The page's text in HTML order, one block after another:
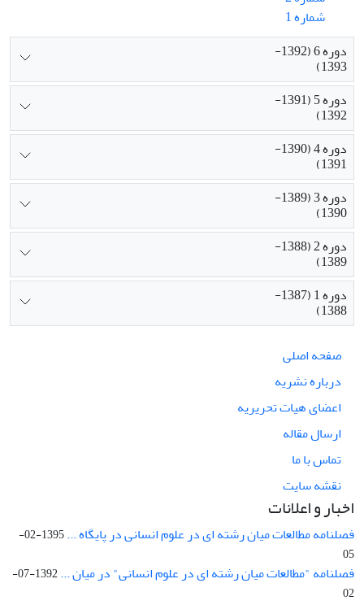
شماره 1
دوره 6 (1392-
1393)
دوره 5 (1391-
1392)
دوره 4 (1390-
1391)
دوره 3 (1389-
1390)
دوره 2 (1388-
1389)
دوره 1 (1387-
1388)
صفحه اصلی
درباره نشریه
اعضای هیات تحریریه
ارسال مقاله
تماس با ما
نقشه سایت
اخبار و اعلانات
فصلنامه مطالعات میان رشته ای در علوم انسانی در پایگاه ...
1395-02-
05
فصلنامه "مطالعات میان رشته ای در علوم انسانی" در میان ...
1392-07-
02